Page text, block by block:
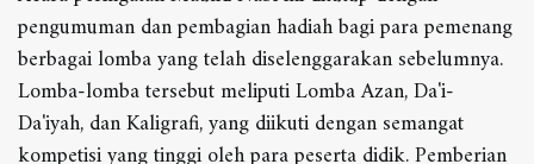
pengumuman dan pembagian hadiah bagi para pemenang
berbagai lomba yang telah diselenggarakan sebelumnya.
Lomba-lomba tersebut meliputi Lomba Azan, Da'i-
Da'iyah, dan Kaligrafi, yang diikuti dengan semangat
kompetisi yang tinggi oleh para peserta didik. Pemberian